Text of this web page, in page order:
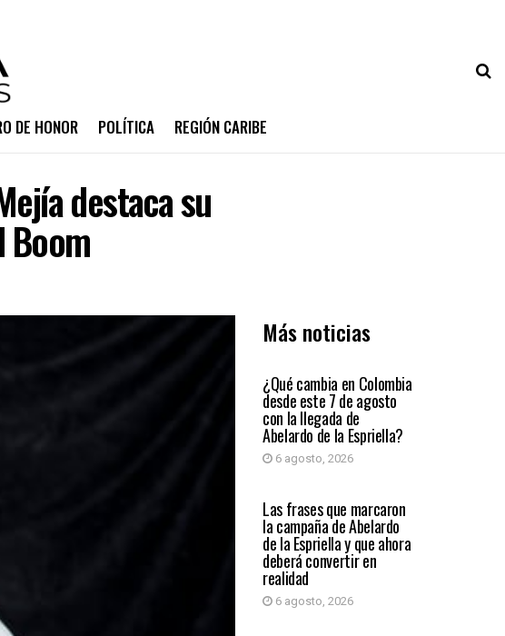
DE HONOR POLÍTICA REGIÓN CARIBE
destaca su
Boom
Más noticias
PRIMER PLANO
¿Qué cambia en Colombia
desde este 7 de agosto
con la llegada de
Abelardo de la Espriella?
6 agosto, 2026
PRIMER PLANO
Las frases que marcaron
la campaña de Abelardo
de la Espriella y que ahora
deberá convertir en
realidad
6 agosto, 2026